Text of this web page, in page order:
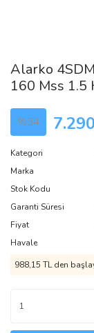
Alarko
160 Mss 1.5
%34
Kategori
Marka
Stok Kodu
Garanti Süresi
Fiyat
Havale
988,15 TL den